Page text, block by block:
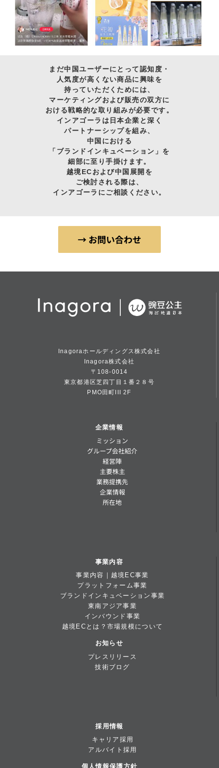
まだ中国ユーザーにとって認知度・
人気度が高くない商品に興味を
持っていただくためには、
マーケティングおよび販売の双方に
おける戦略的な取り組みが必要です。
インアゴーラは日本企業と深く
パートナーシップを組み、
中国における
「ブランドインキュベーション」を
細部に至り手掛けます。
越境ECおよび中国展開を
ご検討される際は、
インアゴーラにご相談ください。
→ お問い合わせ
Inagoraホールディングス株式会社
Inagora株式会社
〒108-0014
東京都港区芝四丁目１番２８号
PMO田町III 2F
企業情報
ミッション
グループ会社紹介
経営陣
主要株主
業務提携先
企業情報
所在地
事業内容
事業内容｜越境EC事業
プラットフォーム事業
ブランドインキュベーション事業
東南アジア事業
インバウンド事業
越境ECとは？市場規模について
お知らせ
プレスリリース
技術ブログ
採用情報
キャリア採用
アルバイト採用
個人情報保護方針